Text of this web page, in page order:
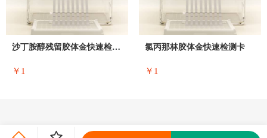
沙丁胺醇残留胶体金快速检测卡
￥1
氯丙那林胶体金快速检测卡
￥1